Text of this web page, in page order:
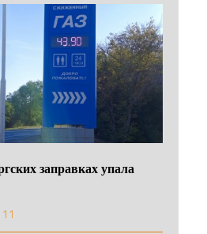
заправках упала
11